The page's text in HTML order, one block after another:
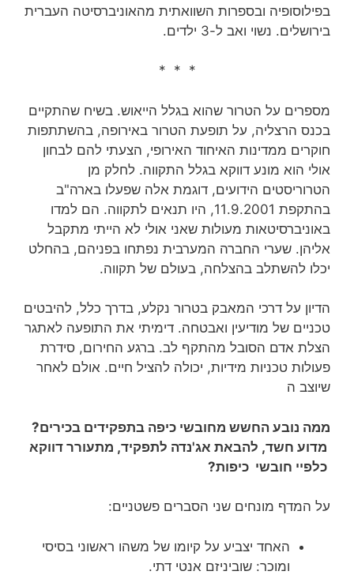
בפילוסופיה ובספרות השוואתית מהאוניברסיטה העברית
בירושלים. נשוי ואב ל-3 ילדים.
* * *
מספרים על הטרור שהוא בגלל הייאוש. בשיח שהתקיים
בכנס הרצליה, על תופעת הטרור באירופה, בהשתתפות
חוקרים ממדינות האיחוד האירופי, הצעתי להם לבחון
אולי הוא מונע דווקא בגלל התקווה. לחלק מן
הטרוריסטים הידועים, דוגמת אלה שפעלו בארה"ב
בהתקפת 11.9.2001, היו תנאים לתקווה. הם למדו
באוניברסיטאות מעולות שאני אולי לא הייתי מתקבל
אליהן. שערי החברה המערבית נפתחו בפניהם, בהחלט
יכלו להשתלב בהצלחה, בעולם של תקווה.
הדיון על דרכי המאבק בטרור נקלע, בדרך כלל, להיבטים
טכניים של מודיעין ואבטחה. דימיתי את התופעה לאתגר
הצלת אדם הסובל מהתקף לב. ברגע החירום, סידרת
פעולות טכניות מידיות, יכולה להציל חיים. אולם לאחר
שיוצב ה
ממה נובע החשש מחובשי כיפה בתפקידים בכירים?
מדוע חשד, להבאת אג'נדה לתפקיד, מתעורר דווקא
כלפיי חובשי כיפות?
על המדף מונחים שני הסברים פשטניים:
האחד יצביע על קיומו של משהו ראשוני בסיסי
ומוכר: שוביניזם אנטי דתי.